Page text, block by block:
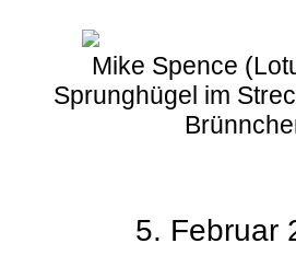
Mike Spence
Sprunghügel im
5. Februar